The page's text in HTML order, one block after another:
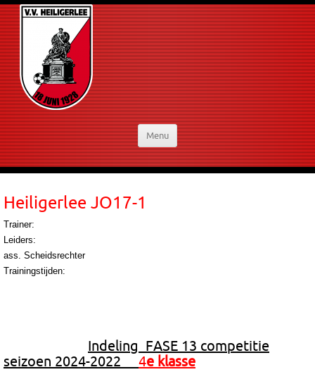
Menu
Heiligerlee JO17-1
Trainer:
Leiders:
ass. Scheidsrechter
Trainingstijden:
Indeling FASE 13 competitie
seizoen 2024-2022 4e klasse